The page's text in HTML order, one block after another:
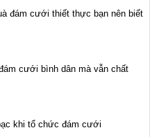
đám cưới thiết thực bạn nên biết
cưới bình dân mà vẫn chất
khi tổ chức đám cưới